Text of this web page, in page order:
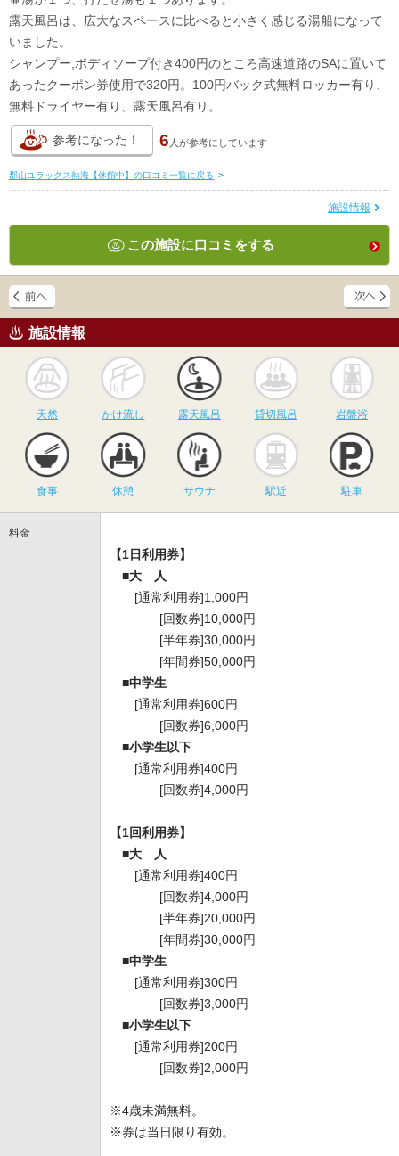
露天風呂は、広大なスペースに比べると小さく感じる湯船になって
いました。
シャンプー,ボディソープ付き400円のところ高速道路のSAに置いて
あったクーポン券使用で320円。100円バック式無料ロッカー有り、
無料ドライヤー有り、露天風呂有り。
参考になった！ 6 人が参考にしています
郡山ユラックス熱海【休館中】の口コミ一覧に戻る >
施設情報
この施設に口コミをする
施設情報
天然
かけ流し
かけ流し
露天風呂
露天風呂
貸切風呂
貸切風呂 岩盤浴
食事 休憩
サウナ
サウナ 駅近 駐車
料金
【1日利用券】
■大 人
[通常利用券]1,000円
[回数券]10,000円
[半年券]30,000円
[年間券]50,000円
■中学生
[通常利用券]600円
[回数券]6,000円
■小学生以下
[通常利用券]400円
[回数券]4,000円
【1回利用券】
■大 人
[通常利用券]400円
[回数券]4,000円
[半年券]20,000円
[年間券]30,000円
■中学生
[通常利用券]300円
[回数券]3,000円
■小学生以下
[通常利用券]200円
[回数券]2,000円
※4歳未満無料。
※券は当日限り有効。